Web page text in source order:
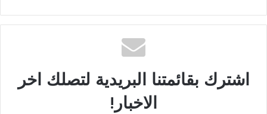
اشترك بقائمتنا البريدية لتصلك اخر
الاخبار!